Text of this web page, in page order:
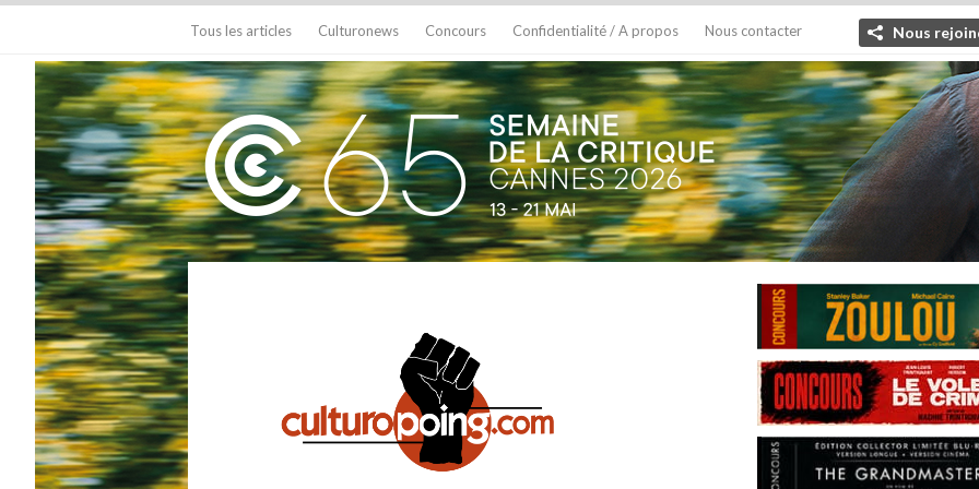
Tous les articles Culturonews Concours Confidentialité / A propos Nous contacter Nous